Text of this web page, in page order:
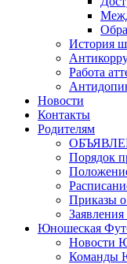
История
Работа
Новости
Контакты
Родителям
Порядок
Приказы о
Юношеская
Новости
Команды